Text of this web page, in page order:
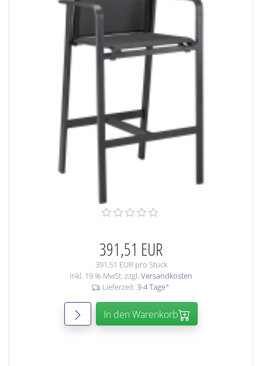
391,51 EUR
391,51 EUR pro Stück
inkl. 19 % MwSt. zzgl. Versandkosten
Lieferzeit: 3-4 Tage*
In den Warenkorb